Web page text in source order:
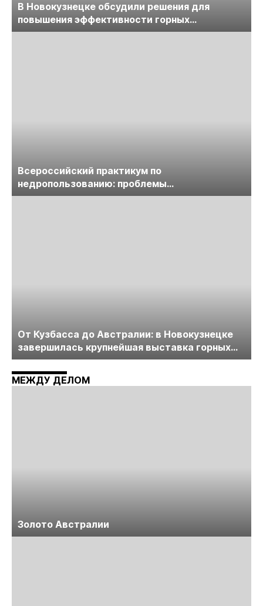
В Новокузнецке обсудили решения для
повышения эффективности горных
предприятий
Всероссийский практикум по
недропользованию: проблемы
лицензирования, цифровизации, экспертизы
От Кузбасса до Австралии: в Новокузнецке
завершилась крупнейшая выставка горных
технологий «Недра России. Уголь России и
Майнинг»
МЕЖДУ ДЕЛОМ
Золото Австралии